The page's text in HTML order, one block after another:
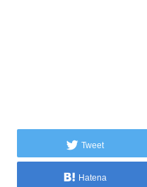
Tweet
Hatena